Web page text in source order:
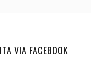
VIA FACEBOOK